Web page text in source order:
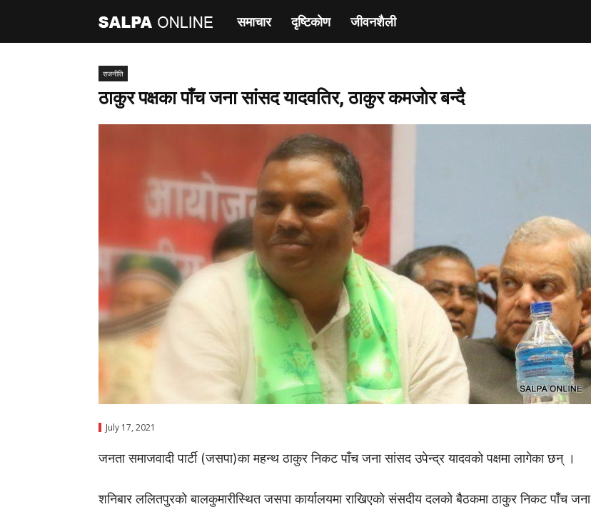
साल्पा
समाचार दृष्टिकाेण जीवनशैली
राजनीति
ठाकुर पक्षका पाँच जना सांसद यादवतिर, ठाकुर कमजाेर बन्दै
July 17, 2021
जनता समाजवादी पार्टी (जसपा)का महन्थ ठाकुर निकट पाँच जना सांसद उपेन्द्र यादवकाे पक्षमा लागेका छन् ।
शनिबार ललितपुरकाे बालकुमारीस्थित जसपा कार्यालयमा राखिएकाे संसदीय दलको बैठकमा ठाकुर निकट पाँच जना